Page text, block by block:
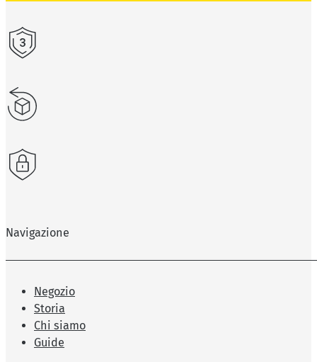
Navigazione
Negozio
Storia
Chi siamo
Guide